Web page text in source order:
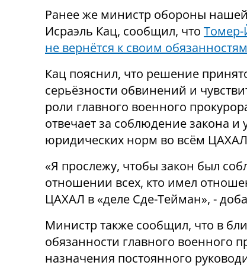
Ранее же министр обороны
Исраэль Кац, сообщил, что
не вернётся к своим обязанностям
Кац пояснил, что решение
серьёзности обвинений и
роли главного военного
отвечает за соблюдение закона и
юридических норм во всём
«Я прослежу, чтобы закон был
отношении всех, кто имел
ЦАХАЛ в «деле Сде-Тейман», -
Министр также сообщил, что в
обязанности главного военного
назначения постоянного